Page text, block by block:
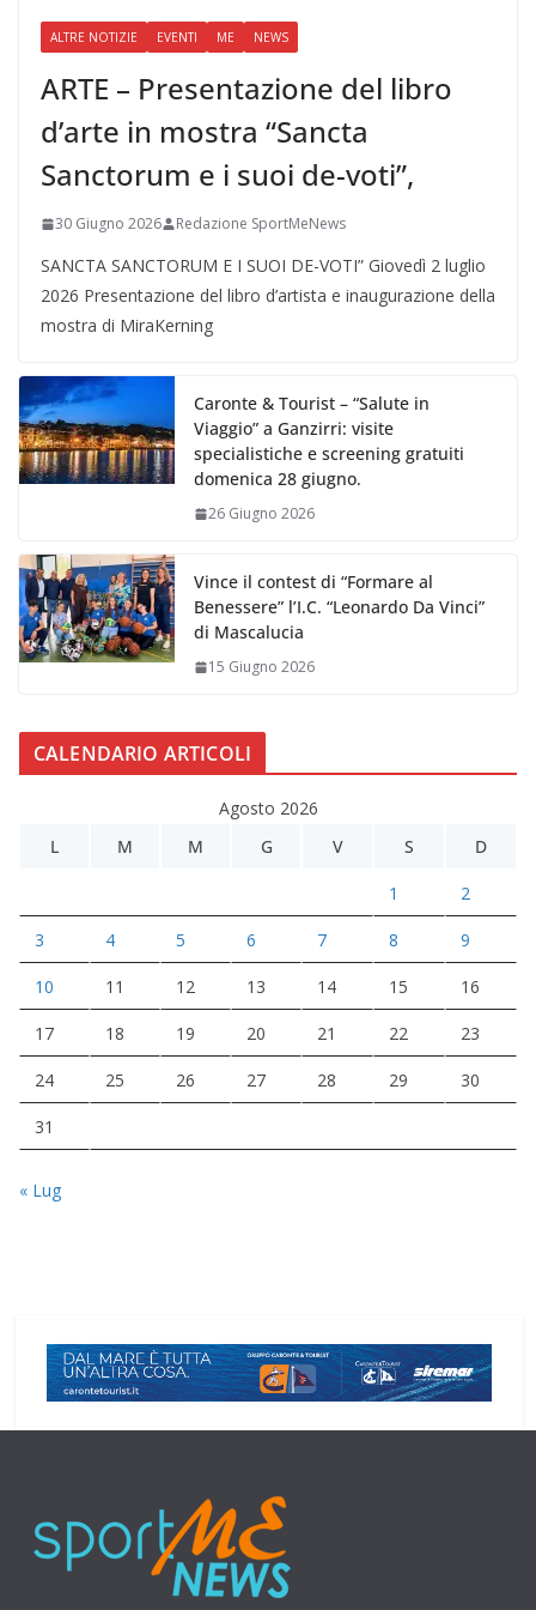
ALTRE NOTIZIE EVENTI ME NEWS
ARTE – Presentazione del libro
d’arte in mostra “Sancta
Sanctorum e i suoi de-voti”,
30 Giugno 2026 Redazione SportMeNews
SANCTA SANCTORUM E I SUOI DE-VOTI” Giovedì 2 luglio
2026 Presentazione del libro d’artista e inaugurazione della
mostra di MiraKerning
Caronte & Tourist – “Salute in
Viaggio” a Ganzirri: visite
specialistiche e screening gratuiti
domenica 28 giugno.
26 Giugno 2026
Vince il contest di “Formare al
Benessere” l’I.C. “Leonardo Da Vinci”
di Mascalucia
15 Giugno 2026
CALENDARIO ARTICOLI
Agosto 2026
L
M M G V S D
1 2
3 4 5 6 7 8 9
10 11 12 13 14 15 16
17 18 19 20 21 22 23
24 25 26 27 28 29 30
31
« Lug